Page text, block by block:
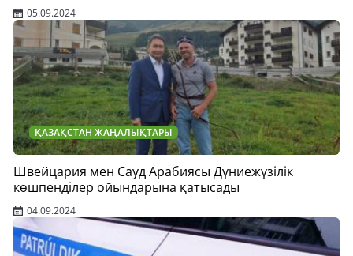
05.09.2024
ҚАЗАҚСТАН ЖАҢАЛЫҚТАРЫ
Швейцария мен Сауд Арабиясы Дүниежүзілік
көшпенділер ойындарына қатысады
04.09.2024